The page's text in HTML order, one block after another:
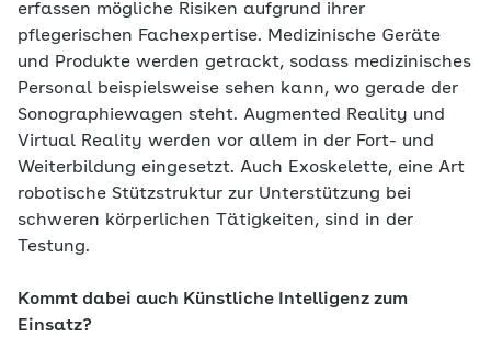
erfassen mögliche Risiken aufgrund ihrer
pflegerischen Fachexpertise. Medizinische Geräte
und Produkte werden getrackt, sodass medizinisches
Personal beispielsweise sehen kann, wo gerade der
Sonographiewagen steht. Augmented Reality und
Virtual Reality werden vor allem in der Fort- und
Weiterbildung eingesetzt. Auch Exoskelette, eine Art
robotische Stützstruktur zur Unterstützung bei
schweren körperlichen Tätigkeiten, sind in der
Testung.
Kommt dabei auch Künstliche Intelligenz zum
Einsatz?